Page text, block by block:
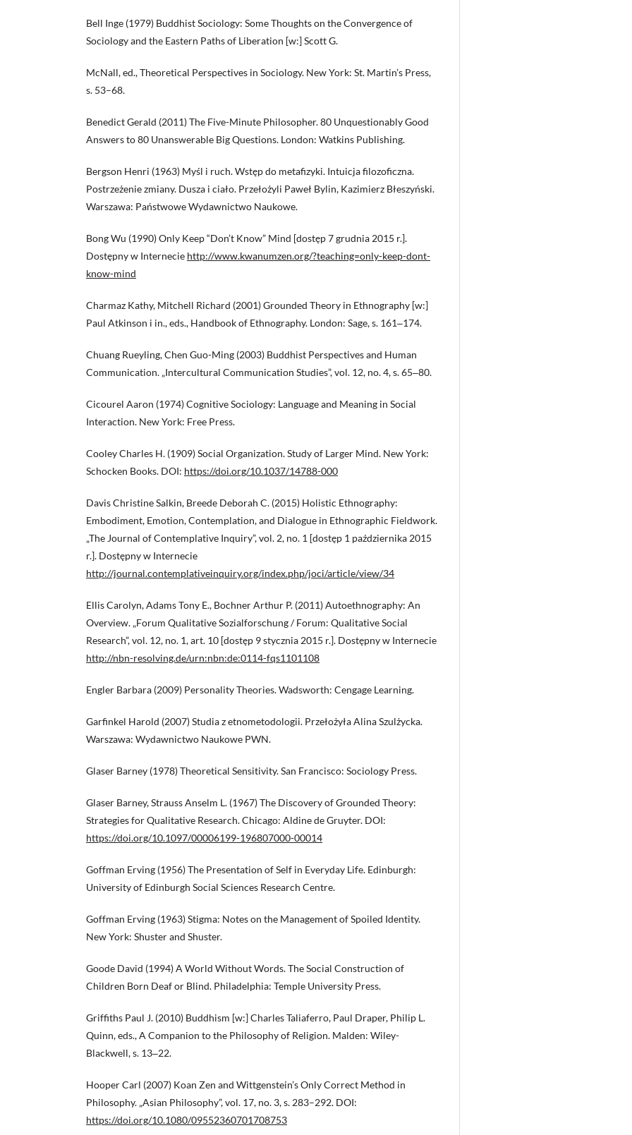
Bell Inge (1979) Buddhist Sociology: Some Thoughts on the Convergence of
Sociology and the Eastern Paths of Liberation [w:] Scott G.
McNall, ed., Theoretical Perspectives in Sociology. New York: St. Martin’s Press,
s. 53–68.
Benedict Gerald (2011) The Five-Minute Philosopher. 80 Unquestionably Good
Answers to 80 Unanswerable Big Questions. London: Watkins Publishing.
Bergson Henri (1963) Myśl i ruch. Wstęp do metafizyki. Intuicja filozoficzna.
Postrzeżenie zmiany. Dusza i ciało. Przełożyli Paweł Bylin, Kazimierz Błeszyński.
Warszawa: Państwowe Wydawnictwo Naukowe.
Bong Wu (1990) Only Keep “Don’t Know” Mind [dostęp 7 grudnia 2015 r.].
Dostępny w Internecie http://www.kwanumzen.org/?teaching=only-keep-dont-
know-mind
Charmaz Kathy, Mitchell Richard (2001) Grounded Theory in Ethnography [w:]
Paul Atkinson i in., eds., Handbook of Ethnography. London: Sage, s. 161‒174.
Chuang Rueyling, Chen Guo-Ming (2003) Buddhist Perspectives and Human
Communication. „Intercultural Communication Studies”, vol. 12, no. 4, s. 65‒80.
Cicourel Aaron (1974) Cognitive Sociology: Language and Meaning in Social
Interaction. New York: Free Press.
Cooley Charles H. (1909) Social Organization. Study of Larger Mind. New York:
Schocken Books. DOI: https://doi.org/10.1037/14788-000
Davis Christine Salkin, Breede Deborah C. (2015) Holistic Ethnography:
Embodiment, Emotion, Contemplation, and Dialogue in Ethnographic Fieldwork.
„The Journal of Contemplative Inquiry”, vol. 2, no. 1 [dostęp 1 października 2015
r.]. Dostępny w Internecie
http://journal.contemplativeinquiry.org/index.php/joci/article/view/34
Ellis Carolyn, Adams Tony E., Bochner Arthur P. (2011) Autoethnography: An
Overview. „Forum Qualitative Sozialforschung / Forum: Qualitative Social
Research”, vol. 12, no. 1, art. 10 [dostęp 9 stycznia 2015 r.]. Dostępny w Internecie
http://nbn-resolving.de/urn:nbn:de:0114-fqs1101108
Engler Barbara (2009) Personality Theories. Wadsworth: Cengage Learning.
Garfinkel Harold (2007) Studia z etnometodologii. Przełożyła Alina Szulżycka.
Warszawa: Wydawnictwo Naukowe PWN.
Glaser Barney (1978) Theoretical Sensitivity. San Francisco: Sociology Press.
Glaser Barney, Strauss Anselm L. (1967) The Discovery of Grounded Theory:
Strategies for Qualitative Research. Chicago: Aldine de Gruyter. DOI:
https://doi.org/10.1097/00006199-196807000-00014
Goffman Erving (1956) The Presentation of Self in Everyday Life. Edinburgh:
University of Edinburgh Social Sciences Research Centre.
Goffman Erving (1963) Stigma: Notes on the Management of Spoiled Identity.
New York: Shuster and Shuster.
Goode David (1994) A World Without Words. The Social Construction of
Children Born Deaf or Blind. Philadelphia: Temple University Press.
Griffiths Paul J. (2010) Buddhism [w:] Charles Taliaferro, Paul Draper, Philip L.
Quinn, eds., A Companion to the Philosophy of Religion. Malden: Wiley-
Blackwell, s. 13‒22.
Hooper Carl (2007) Koan Zen and Wittgenstein’s Only Correct Method in
Philosophy. „Asian Philosophy”, vol. 17, no. 3, s. 283–292. DOI:
https://doi.org/10.1080/09552360701708753